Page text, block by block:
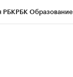
РБКРБК Образование